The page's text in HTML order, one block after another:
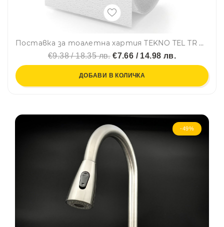
Поставка за тоалетна хартия TEKNO TEL TR DM 239, 15х5х12 см, Вакуум, Хром
€9.38 / 18.35 лв.€7.66 / 14.98 лв.
ДОБАВИ В КОЛИЧКА
-49%